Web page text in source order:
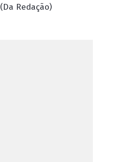
(Da Redação)